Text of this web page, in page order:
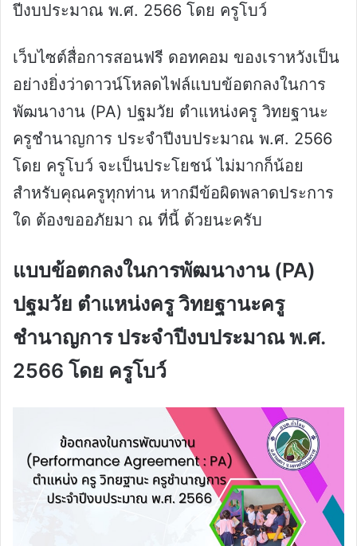
ปีงบประมาณ พ.ศ. 2566 โดย ครูโบว์
เว็บไซต์สื่อการสอนฟรี ดอทคอม ของเราหวังเป็น
อย่างยิ่งว่าดาวน์โหลดไฟล์แบบข้อตกลงในการ
พัฒนางาน (PA) ปฐมวัย ตำแหน่งครู วิทยฐานะ
ครูชำนาญการ ประจำปีงบประมาณ พ.ศ. 2566
โดย ครูโบว์ จะเป็นประโยชน์ ไม่มากก็น้อย
สำหรับคุณครูทุกท่าน หากมีข้อผิดพลาดประการ
ใด ต้องขออภัยมา ณ ที่นี้ ด้วยนะครับ
แบบข้อตกลงในการพัฒนางาน (PA)
ปฐมวัย ตำแหน่งครู วิทยฐานะครู
ชำนาญการ ประจำปีงบประมาณ พ.ศ.
2566 โดย ครูโบว์